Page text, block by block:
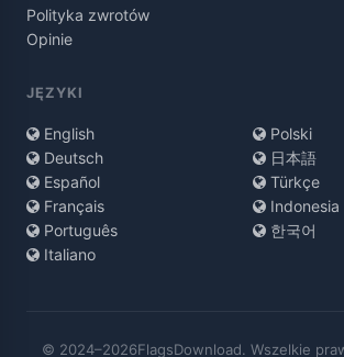
Polityka zwrotów
Opinie
JĘZYKI
English
Deutsch
Español
Français
Português
Italiano
Polski
日本語
Türkçe
Indonesia
한국어
© 2024–2026FlagsDownload. Wszelkie